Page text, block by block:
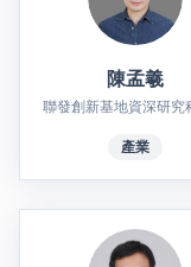
陳孟羲
聯發創新基地資深研究
產業